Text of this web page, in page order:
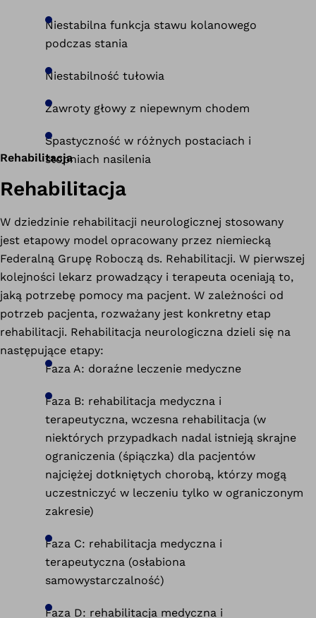
Niestabilna funkcja stawu kolanowego
podczas stania
Niestabilność tułowia
Zawroty głowy z niepewnym chodem
Spastyczność w różnych postaciach i
stopniach nasilenia
Rehabilitacja
Rehabilitacja
W dziedzinie rehabilitacji neurologicznej stosowany
jest etapowy model opracowany przez niemiecką
Federalną Grupę Roboczą ds. Rehabilitacji. W pierwszej
kolejności lekarz prowadzący i terapeuta oceniają to,
jaką potrzebę pomocy ma pacjent. W zależności od
potrzeb pacjenta, rozważany jest konkretny etap
rehabilitacji. Rehabilitacja neurologiczna dzieli się na
następujące etapy:
Faza A: doraźne leczenie medyczne
Faza B: rehabilitacja medyczna i
terapeutyczna, wczesna rehabilitacja (w
niektórych przypadkach nadal istnieją skrajne
ograniczenia (śpiączka) dla pacjentów
najciężej dotkniętych chorobą, którzy mogą
uczestniczyć w leczeniu tylko w ograniczonym
zakresie)
Faza C: rehabilitacja medyczna i
terapeutyczna (osłabiona
samowystarczalność)
Faza D: rehabilitacja medyczna i